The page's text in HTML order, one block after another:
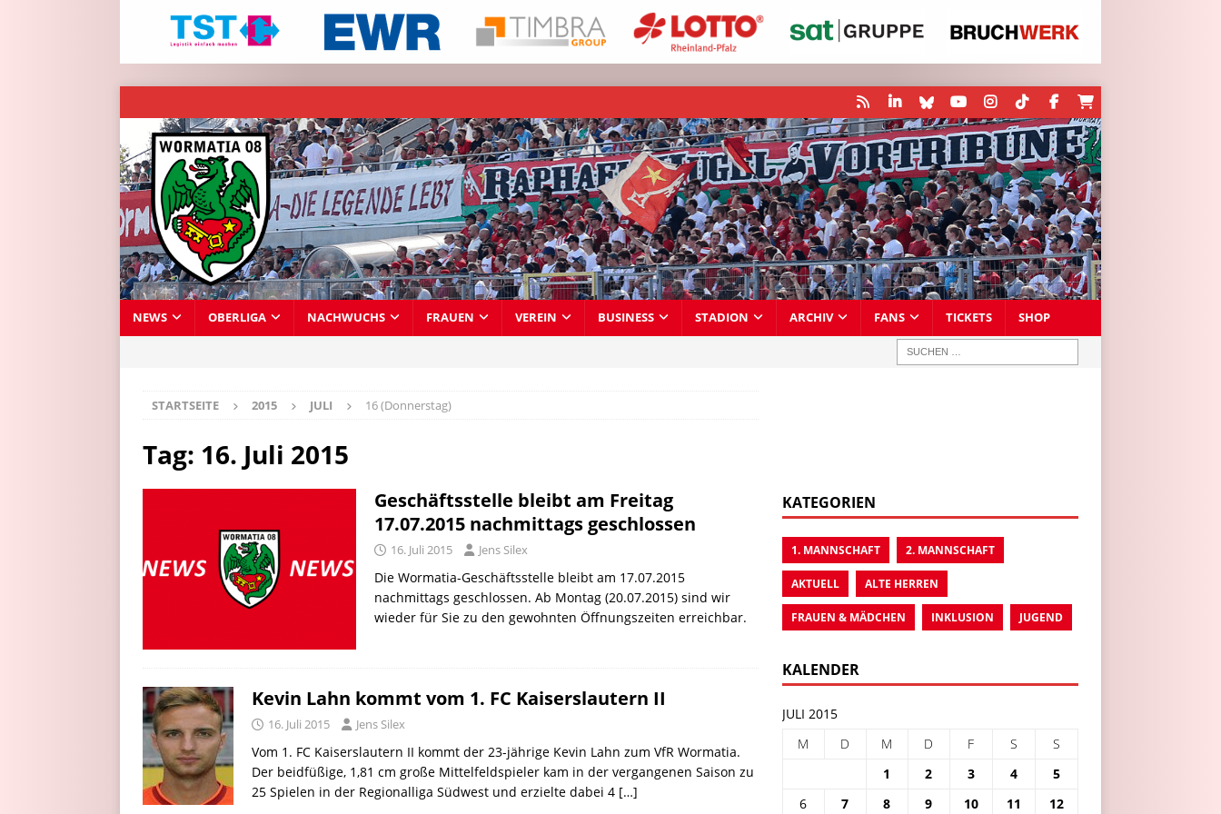
NEWS OBERLIGA NACHWUCHS FRAUEN VEREIN BUSINESS STADION ARCHIV FANS TICKETS SHOP
STARTSEITE 2015 JULI 16 (Donnerstag)
Tag: 16. Juli 2015
Geschäftsstelle bleibt am Freitag
17.07.2015 nachmittags geschlossen
16. Juli 2015 Jens Silex
Die Wormatia-Geschäftsstelle bleibt am 17.07.2015
nachmittags geschlossen. Ab Montag (20.07.2015) sind wir
wieder für Sie zu den gewohnten Öffnungszeiten erreichbar.
Kevin Lahn kommt vom 1. FC Kaiserslautern II
16. Juli 2015 Jens Silex
Vom 1. FC Kaiserslautern II kommt der 23-jährige Kevin Lahn zum VfR Wormatia.
Der beidfüßige, 1,81 cm große Mittelfeldspieler kam in der vergangenen Saison zu
25 Spielen in der Regionalliga Südwest und erzielte dabei 4 […]
KATEGORIEN
1. MANNSCHAFT 2. MANNSCHAFT
AKTUELL ALTE HERREN
FRAUEN & MÄDCHEN INKLUSION JUGEND
KALENDER
JULI 2015
M
D M D F S
S
1
2 3 4
5
6
7 8 9 10 11 12